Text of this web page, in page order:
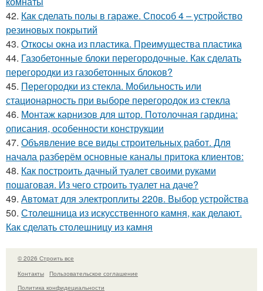
42. Как сделать полы в гараже. Способ 4 – устройство
резиновых покрытий
43. Откосы окна из пластика. Преимущества пластика
44. Газобетонные блоки перегородочные. Как сделать
перегородки из газобетонных блоков?
45. Перегородки из стекла. Мобильность или
стационарность при выборе перегородок из стекла
46. Монтаж карнизов для штор. Потолочная гардина:
описания, особенности конструкции
47. Объявление все виды строительных работ. Для
начала разберём основные каналы притока клиентов:
48. Как построить дачный туалет своими руками
пошаговая. Из чего строить туалет на даче?
49. Автомат для электроплиты 220в. Выбор устройства
50. Столешница из искусственного камня, как делают.
Как сделать столешницу из камня
© 2026 Строить все
Контакты
Пользовательское соглашение
Политика конфидециальности